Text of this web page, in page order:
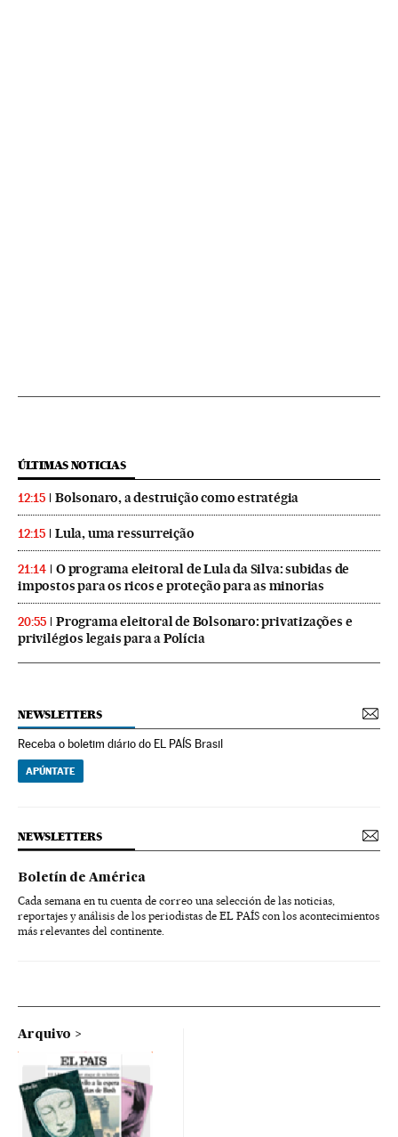
ÚLTIMAS NOTICIAS
12:15 Bolsonaro, a destruição como estratégia
12:15 Lula, uma ressurreição
21:14
O programa eleitoral de Lula da Silva: subidas de
impostos para os ricos e proteção para as minorias
20:55
Programa eleitoral de Bolsonaro: privatizações e
privilégios legais para a Polícia
NEWSLETTERS
Receba o boletim diário do EL PAÍS Brasil
APÚNTATE
NEWSLETTERS
Boletín de América
Cada semana en tu cuenta de correo una selección de las noticias,
reportajes y análisis de los periodistas de EL PAÍS con los acontecimientos
más relevantes del continente.
Arquivo